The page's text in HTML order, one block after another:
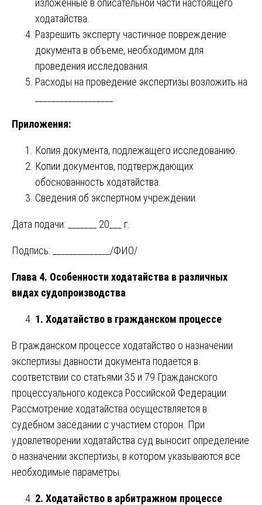
изложенные в описательной части настоящего
ходатайства.
Разрешить эксперту частичное повреждение
документа в объеме, необходимом для
проведения исследования.
Расходы на проведение экспертизы возложить на
Приложения:
Копия документа, подлежащего исследованию.
Копии документов, подтверждающих
обоснованность ходатайства.
Сведения об экспертном учреждении.
Дата подачи: _______ 20___ г.
Подпись: ______________/ФИО/
Глава 4. Особенности ходатайства в различных
видах судопроизводства
1. Ходатайство в гражданском процессе
В гражданском процессе ходатайство о назначении
экспертизы давности документа подается в
соответствии со статьями 35 и 79 Гражданского
процессуального кодекса Российской Федерации.
Рассмотрение ходатайства осуществляется в
судебном заседании с участием сторон. При
удовлетворении ходатайства суд выносит определение
о назначении экспертизы, в котором указываются все
необходимые параметры.
2. Ходатайство в арбитражном процессе